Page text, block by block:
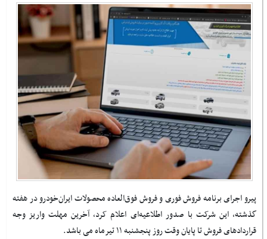
پیرو اجرای برنامه فروش فوری و فروش فوق‌العاده محصولات ایران‌خودرو در هفته
گذشته، این شرکت با صدور اطلاعیه‌ای اعلام کرد، آخرین مهلت واریز وجه
قراردادهای فروش تا پایان وقت روز پنجشنبه ۱۱ تیرماه می باشد.